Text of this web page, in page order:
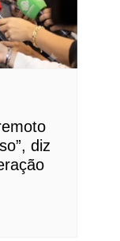
diz